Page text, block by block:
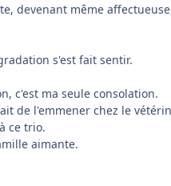
devenant même
s'est fait sentir.
c'est ma seule consolation.
de l'emmener chez le
ce trio.
aimante.